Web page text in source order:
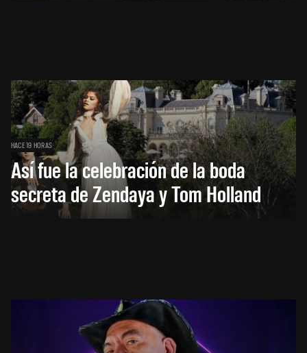
HACE 19 HORAS
Así fue la celebración de la boda
secreta de Zendaya y Tom Holland